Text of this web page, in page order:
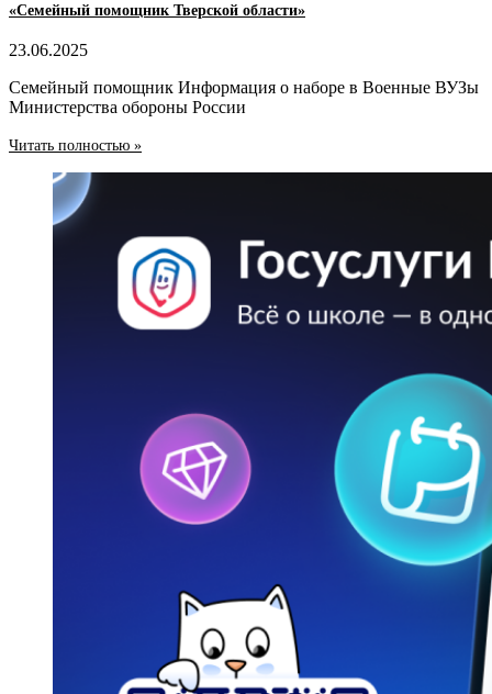
«Семейный помощник Тверской области»
23.06.2025
Семейный помощник Информация о наборе в Военные ВУЗы
Министерства обороны России
Читать полностью »